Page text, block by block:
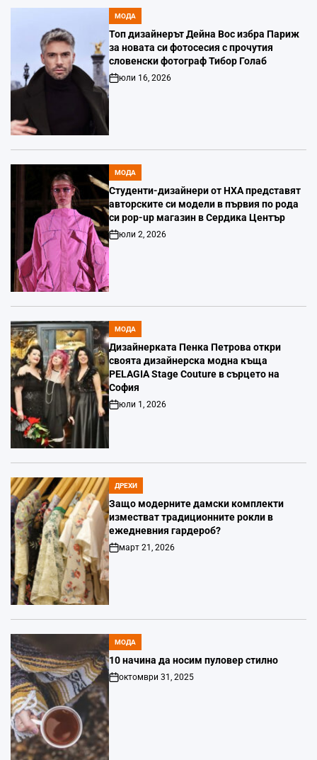
POSTED
IN
МОДА
Топ дизайнерът Дейна Вос избра Париж
за новата си фотосесия с прочутия
словенски фотограф Тибор Голаб
Post
Date
юли 16, 2026
POSTED
IN
МОДА
Студенти-дизайнери от НХА представят
авторските си модели в първия по рода
си pop-up магазин в Сердика Център
Post
Date
юли 2, 2026
POSTED
IN
МОДА
Дизайнерката Пенка Петрова откри
своята дизайнерска модна къща
PELAGIA Stage Couture в сърцето на
София
Post
Date
юли 1, 2026
POSTED
IN
ДРЕХИ
Защо модерните дамски комплекти
изместват традиционните рокли в
ежедневния гардероб?
Post
Date
март 21, 2026
POSTED
IN
МОДА
10 начина да носим пуловер стилно
Post
октомври 31, 2025